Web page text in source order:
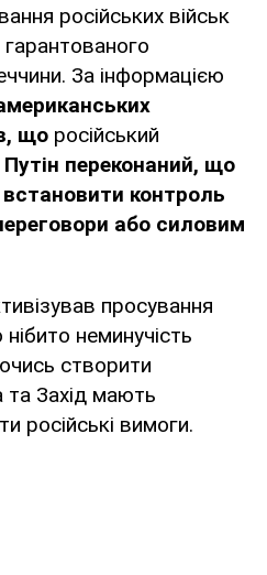
російських військ
гарантованого
За інформацією
що російський
Путін переконаний, що
контроль
або силовим
просування
неминучість
створити
Захід мають
російські вимоги.